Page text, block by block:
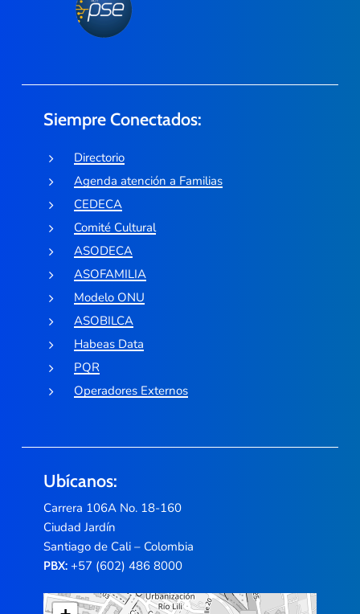
Siempre Conectados:
Directorio
Agenda atención a Familias
CEDECA
Comité Cultural
ASODECA
ASOFAMILIA
Modelo ONU
ASOBILCA
Habeas Data
PQR
Operadores Externos
Ubícanos:
Carrera 106A No. 18-160
Ciudad Jardín
Santiago de Cali – Colombia
PBX:+57 (602) 486 8000